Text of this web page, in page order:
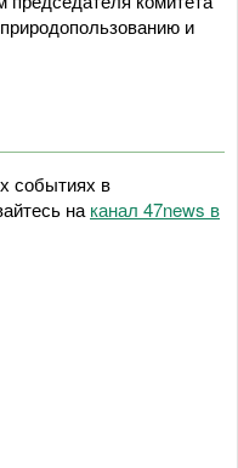
и
событиях в
на канал 47news в